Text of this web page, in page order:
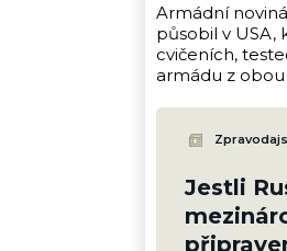
Armádní
působil v USA,
cvičeních,
armádu z
Jestli